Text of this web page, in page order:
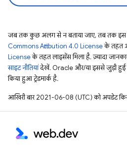
जब तक कुछ अलग से न बताया जाए, तब तक इस
Commons Attribution 4.0 Licenseके तहत
Licenseके तहत लाइसेंस मिला है. ज़्यादा
साइट नीतियांदेखें. Oracle और/या इससे जुड़ी हुई
किया हुआ ट्रेडमार्क है.
आखिरी बार 2021-06-08 (UTC) को अपडेट